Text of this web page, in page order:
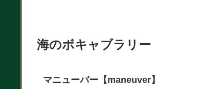
海のボキャブラリー
マニューバー【maneuver】